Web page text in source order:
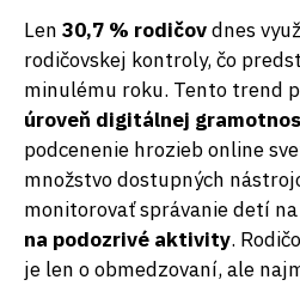
Len 30,7 % rodičovdnes
rodičovskej kontroly, čo
minulému roku. Tento trend
úroveň digitálnej
podcenenie hrozieb online
množstvo dostupných
monitorovať správanie detí
na podozrivé aktivity.
je len o obmedzovaní, ale